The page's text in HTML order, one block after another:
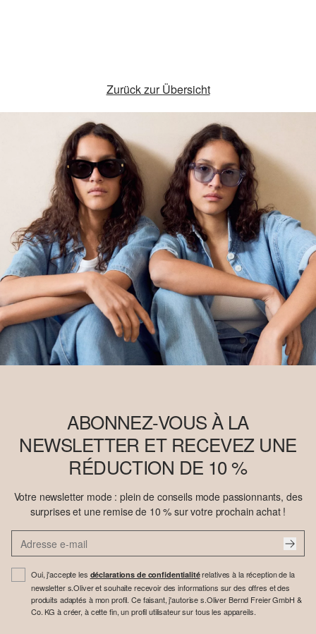
Zurück zur Übersicht
ABONNEZ-VOUS À LA
NEWSLETTER ET RECEVEZ UNE
RÉDUCTION DE 10 %
Votre newsletter mode : plein de conseils mode passionnants, des
surprises et une remise de 10 % sur votre prochain achat !
Oui, j'accepte les déclarations de confidentialitérelatives à la réception de la
newsletter s.Oliver et souhaite recevoir des informations sur des offres et des
produits adaptés à mon profil. Ce faisant, j'autorise s.Oliver Bernd Freier GmbH &
Co. KG à créer, à cette fin, un profil utilisateur sur tous les appareils.